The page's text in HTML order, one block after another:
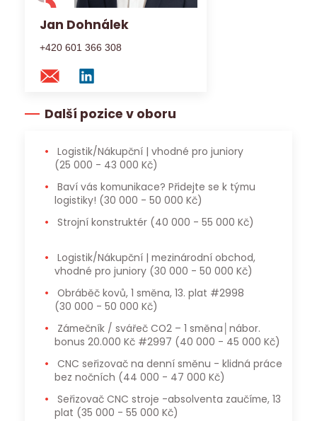
Jan Dohnálek
+420 601 366 308
Další pozice v oboru
Logistik/Nákupční | vhodné pro juniory
(25 000 - 43 000 Kč)
logistiky! (30 000 - 50 000 Kč)
Strojní konstruktér (40 000 - 55 000 Kč)
vhodné pro juniory (30 000 - 50 000 Kč)
Obráběč kovů, 1 směna, 13. plat #2998
(30 000 - 50 000 Kč)
bonus 20.000 Kč #2997 (40 000 - 45 000 Kč)
bez nočních (44 000 - 47 000 Kč)
plat (35 000 - 55 000 Kč)